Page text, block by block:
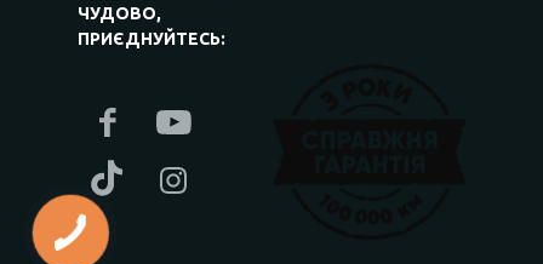
ЧУДОВО,
ПРИЄДНУЙТЕСЬ: